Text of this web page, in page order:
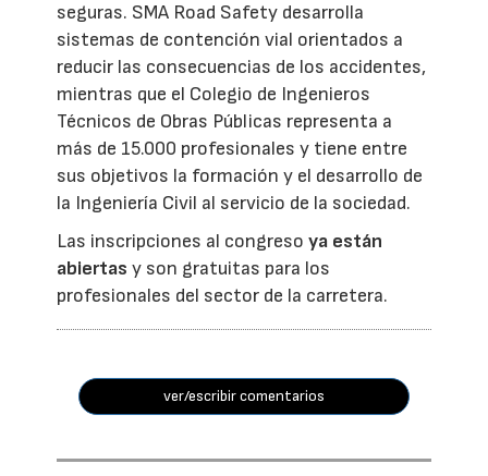
seguras. SMA Road Safety desarrolla
sistemas de contención vial orientados a
reducir las consecuencias de los accidentes,
mientras que el Colegio de Ingenieros
Técnicos de Obras Públicas representa a
más de 15.000 profesionales y tiene entre
sus objetivos la formación y el desarrollo de
la Ingeniería Civil al servicio de la sociedad.
Las inscripciones al congresoya están
abiertas y son gratuitas para los
profesionales del sector de la carretera.
ver/escribir comentarios